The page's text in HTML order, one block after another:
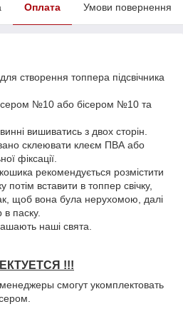
Оплата Умови повернення
створення топпера підсвічника
№10 або бісером №10 та
вишиватись з двох сторін.
склеювати клеєм ПВА або
фіксації.
рекомендується розмістити
потім вставити в топпер свічку,
щоб вона була нерухомою, далі
паску.
наші свята.
!!!
смогут укомплектовать